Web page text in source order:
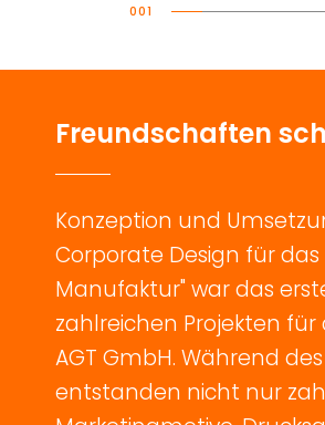
001
Freundschaften sch
Konzeption und
Corporate Design fürdas
Manufaktur" wardas
zahlreichen Projekten für
AGT GmbH. Während des
entstanden nicht nur